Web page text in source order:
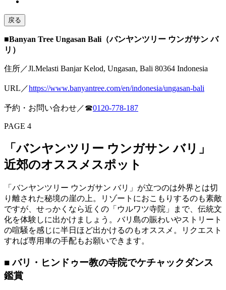
戻る
■Banyan Tree Ungasan Bali（バンヤンツリー ウンガサン バ
リ）
住所／Jl.Melasti Banjar Kelod, Ungasan, Bali 80364 Indonesia
URL／https://www.banyantree.com/en/indonesia/ungasan-bali
予約・お問い合わせ／☎︎0120-778-187
PAGE 4
「バンヤンツリー ウンガサン バリ」
近郊のオススメスポット
「バンヤンツリー ウンガサン バリ」が立つのは外界とは切
り離された秘境の崖の上。リゾートにおこもりするのも素敵
ですが、せっかくなら近くの「ウルワツ寺院」まで、伝統文
化を体験しに出かけましょう。バリ島の賑わいやストリート
の喧騒を感じに半日ほど出かけるのもオススメ。リクエスト
すれば専用車の手配もお願いできます。
■ バリ・ヒンドゥー教の寺院でケチャックダンス
鑑賞